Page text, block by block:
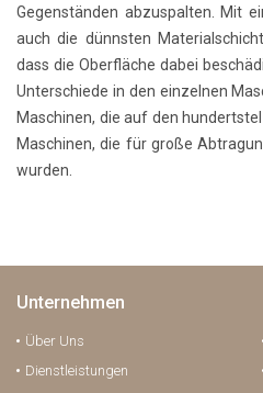
Gegenständen abzuspalten. Mit
auch die dünnsten
dass die Oberfläche dabei
Unterschiede in den einzelnen
Maschinen, die auf den
Maschinen, die für große
wurden.
Unternehmen
Über Uns
Dienstleistungen